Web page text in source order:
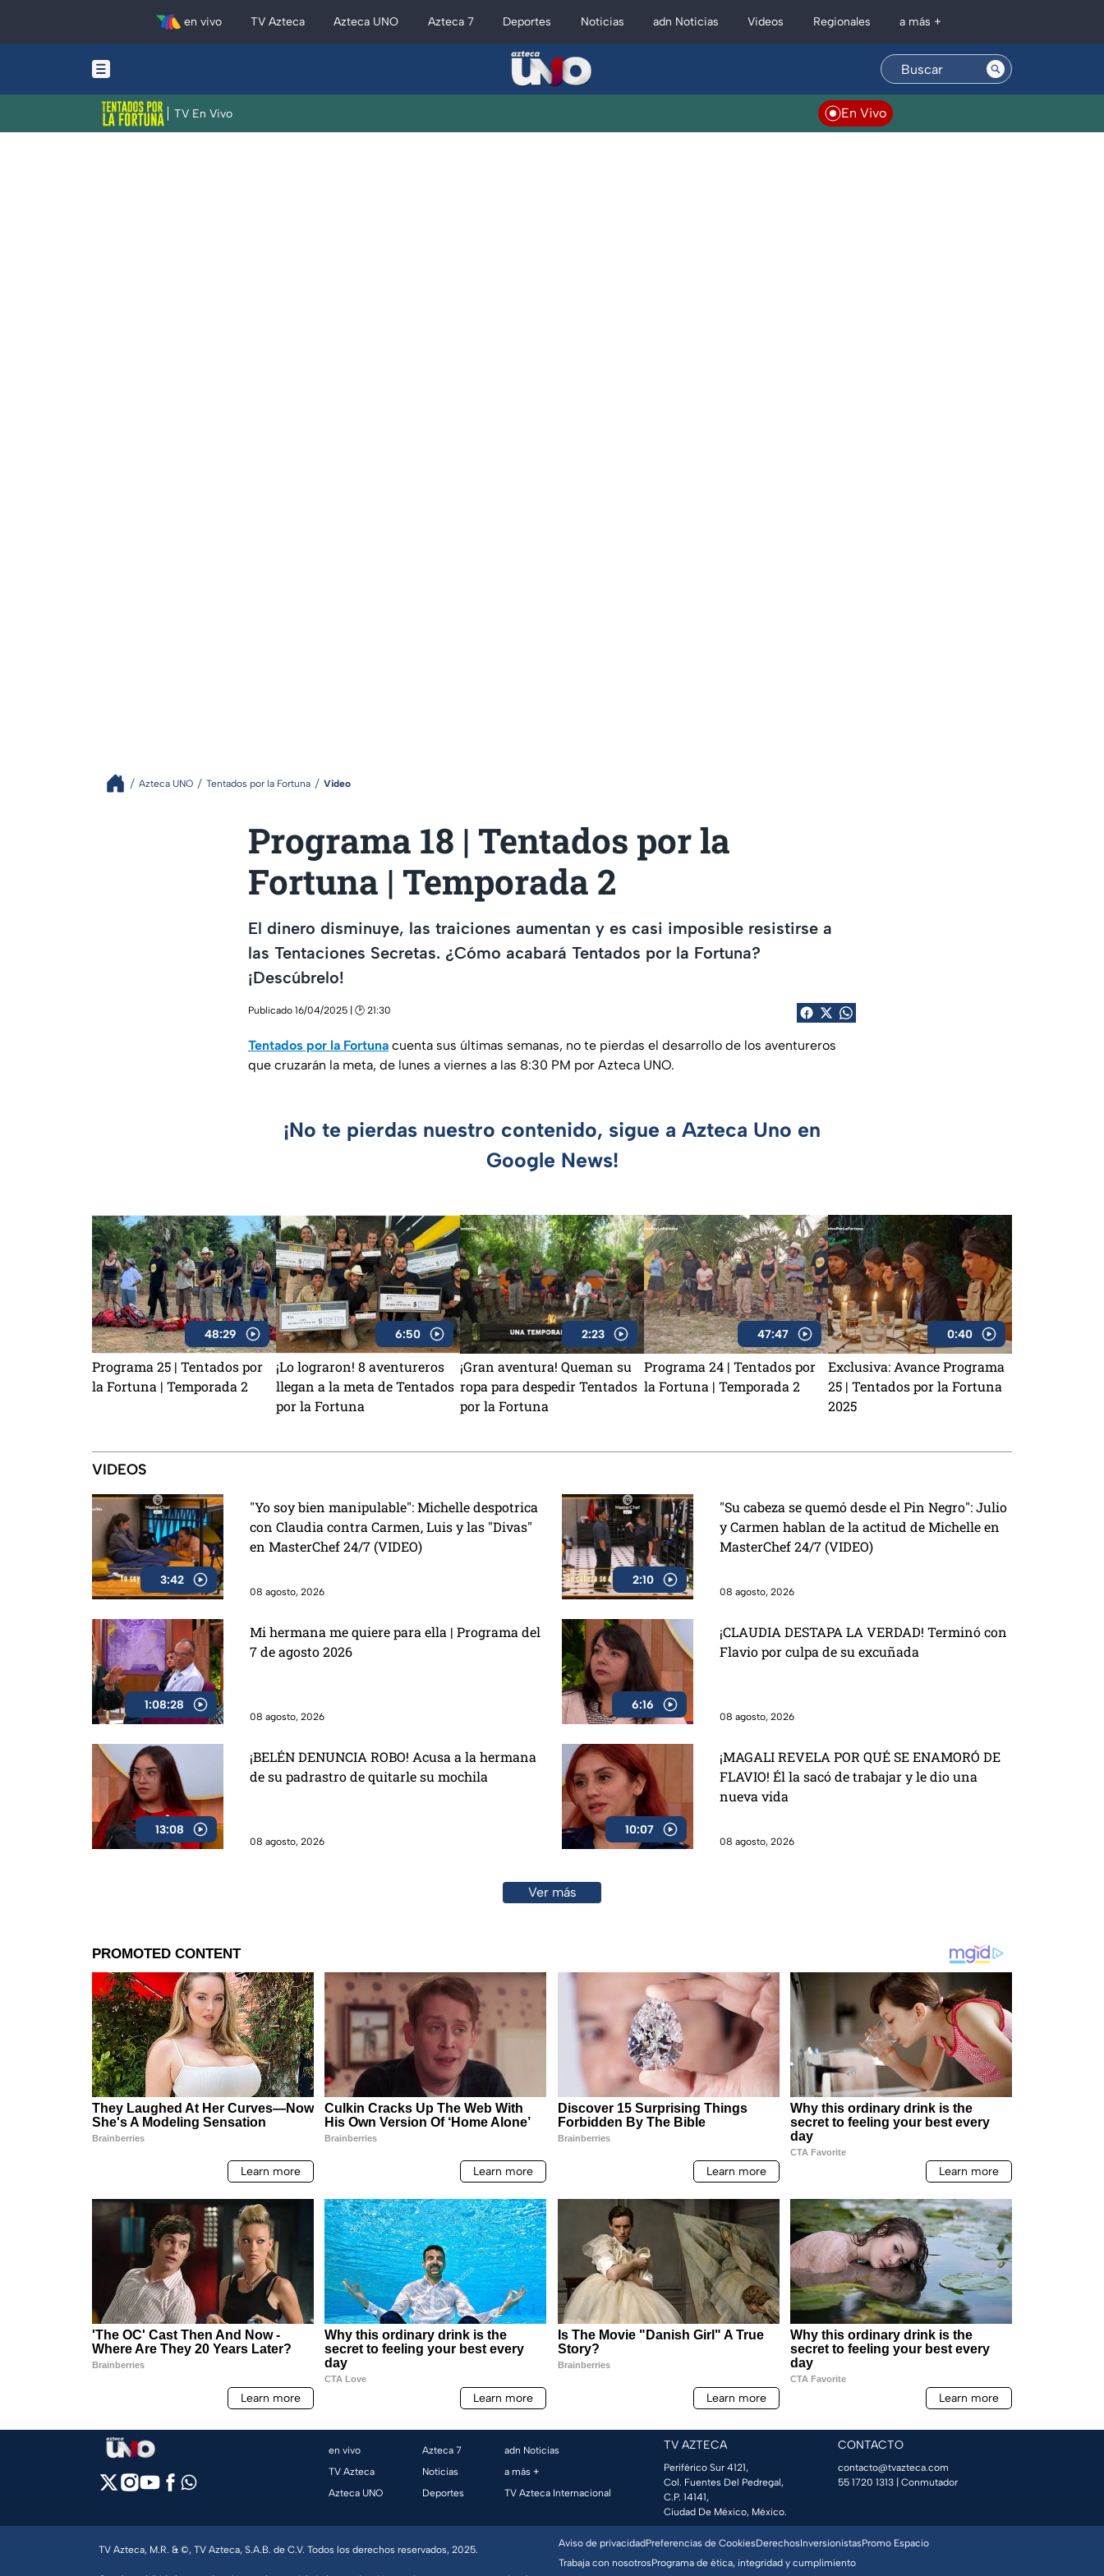
en vivo TV Azteca Azteca UNO Azteca 7 Deportes Noticias adn Noticias Videos Regionales a más +
TV En Vivo En Vivo
Azteca UNO Tentados por la Fortuna Video
Programa 18 | Tentados por la
Fortuna | Temporada 2
El dinero disminuye, las traiciones aumentan y es casi imposible resistirse a
las Tentaciones Secretas. ¿Cómo acabará Tentados por la Fortuna?
¡Descúbrelo!
Publicado 16/04/2025 | 🕑 21:30
Tentados por la Fortuna cuenta sus últimas semanas, no te pierdas el desarrollo de los aventureros
que cruzarán la meta, de lunes a viernes a las 8:30 PM por Azteca UNO.
¡No te pierdas nuestro contenido, sigue a Azteca Uno en
Google News!
48:29
Programa 25 | Tentados por
la Fortuna | Temporada 2
6:50
¡Lo lograron! 8 aventureros
llegan a la meta de Tentados
por la Fortuna
2:23
¡Gran aventura! Queman su
ropa para despedir Tentados
por la Fortuna
47:47
Programa 24 | Tentados por
la Fortuna | Temporada 2
0:40
Exclusiva: Avance Programa
25 | Tentados por la Fortuna
2025
VIDEOS
3:42
"Yo soy bien manipulable": Michelle despotrica
con Claudia contra Carmen, Luis y las "Divas"
en MasterChef 24/7 (VIDEO)
08 agosto, 2026
2:10
"Su cabeza se quemó desde el Pin Negro": Julio
y Carmen hablan de la actitud de Michelle en
MasterChef 24/7 (VIDEO)
08 agosto, 2026
1:08:28
Mi hermana me quiere para ella | Programa del
7 de agosto 2026
08 agosto, 2026
6:16
¡CLAUDIA DESTAPA LA VERDAD! Terminó con
Flavio por culpa de su excuñada
08 agosto, 2026
13:08
¡BELÉN DENUNCIA ROBO! Acusa a la hermana
de su padrastro de quitarle su mochila
08 agosto, 2026
10:07
¡MAGALI REVELA POR QUÉ SE ENAMORÓ DE
FLAVIO! Él la sacó de trabajar y le dio una
nueva vida
08 agosto, 2026
Ver más
en vivo
TV Azteca
Azteca UNO
Azteca 7
Noticias
Deportes
adn Noticias
a más +
TV Azteca Internacional
TV AZTECA
Periférico Sur 4121,
Col. Fuentes Del Pedregal,
C.P. 14141,
Ciudad De México, México.
CONTACTO
contacto@tvazteca.com
55 1720 1313 | Conmutador
TV Azteca, M.R. & ©, TV Azteca, S.A.B. de C.V. Todos los derechos reservados, 2025.
Aviso de privacidadPreferencias de CookiesDerechosInversionistasPromo Espacio
Trabaja con nosotrosPrograma de ética, integridad y cumplimiento